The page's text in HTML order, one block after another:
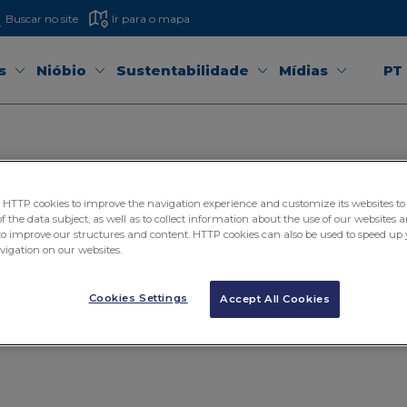
Buscar no site Ir para o mapa
Nióbio Sustentabilidade Mídias PT
Busque na CBMM
de busca para encontrar informações sobre
HTTP cookies to improve the navigation experience and customize its websites
the data subject, as well as to collect information about the use of our websites
improve our structures and content. HTTP cookies can also be used to speed
on our websites.
Accept All Cookies
Cookies Settings